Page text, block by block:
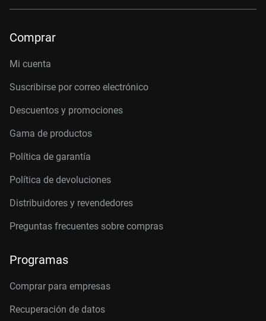
Comprar
Mi cuenta
Suscribirse por correo electrónico
Descuentos y promociones
Gama de productos
Política de garantía
Política de devoluciones
Distribuidores y revendedores
Preguntas frecuentes sobre compras
Programas
Comprar para empresas
Recuperación de datos